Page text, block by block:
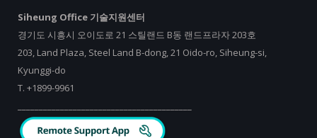
Siheung Office 기술지원센터
경기도 시흥시 오이도로 21 스틸랜드 B동 랜드프라자 203호
203, Land Plaza, Steel Land B-dong, 21 Oido-ro, Siheung-si,
Kyunggi-do
T. +1899-9961